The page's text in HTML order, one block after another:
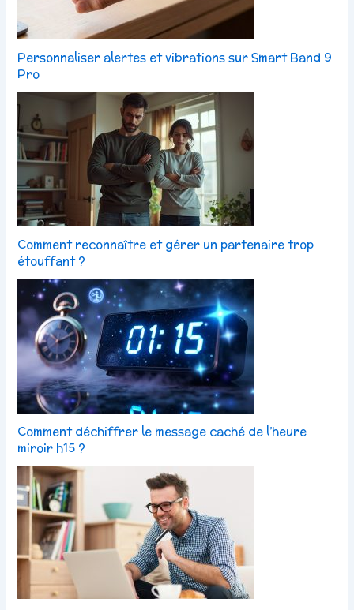
Personnaliser alertes et vibrations sur Smart Band 9
Pro
Comment reconnaître et gérer un partenaire trop
étouffant ?
Comment déchiffrer le message caché de l’heure
miroir h15 ?